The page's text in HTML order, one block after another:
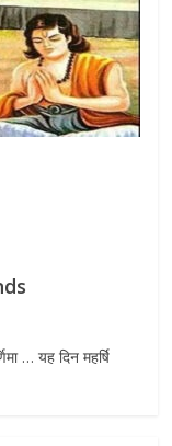
सरकार का बड़ा
को राहत
… यह दिन महर्षि